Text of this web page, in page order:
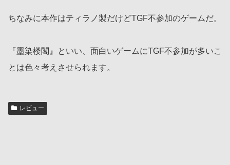
ちなみに本作はティラノ製だけどTGF不参加のゲームだ。
『墨染楼閣』といい、面白いゲームにTGF不参加が多いこ
とは色々考えさせられます。
レビュー